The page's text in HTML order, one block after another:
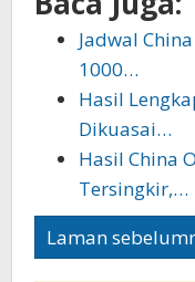
Jadwal
1000…
Hasil
Dikuasai…
Hasil China
Tersingkir,…
Laman